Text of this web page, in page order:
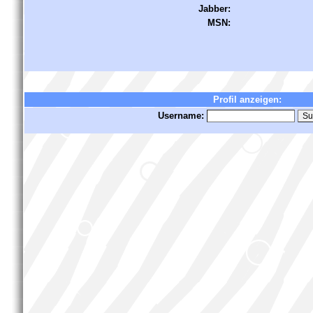
Jabber:
MSN:
Profil anzeigen:
Username: